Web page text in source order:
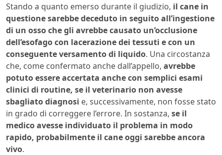
Stando a quanto emerso durante il giudizio, il cane in
questione sarebbe deceduto in seguito all’ingestione
di un osso che gli avrebbe causato un’occlusione
dell’esofago con lacerazione dei tessuti e con un
conseguente versamento di liquido. Una circostanza
che, come confermato anche dall’appello, avrebbe
potuto essere accertata anche con semplici esami
clinici di routine, se il veterinario non avesse
sbagliato diagnosi e, successivamente, non fosse stato
in grado di correggere l’errore. In sostanza, se il
medico avesse individuato il problema in modo
rapido, probabilmente il cane oggi sarebbe ancora
vivo.